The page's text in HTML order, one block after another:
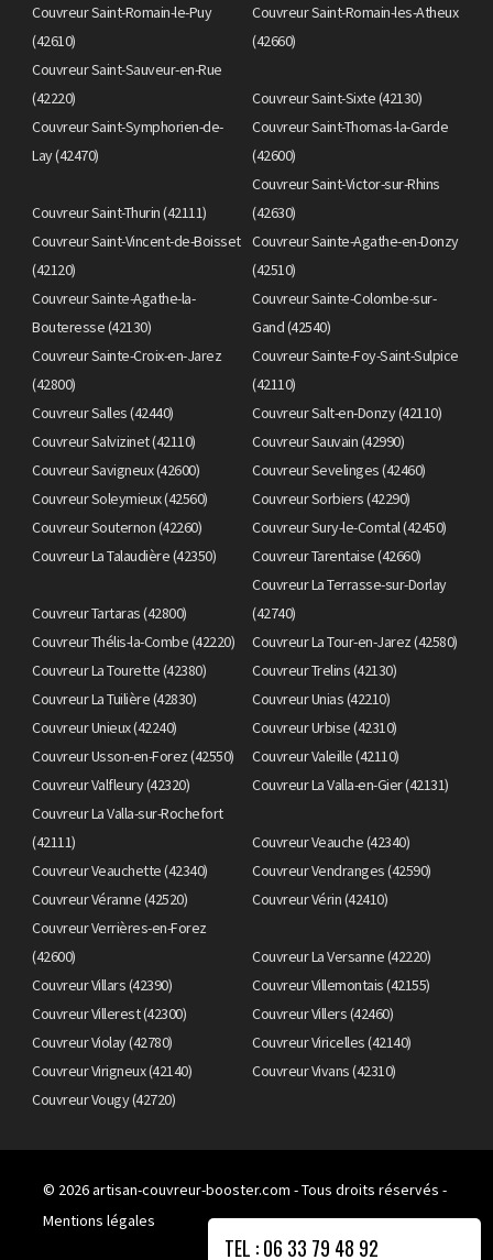
Couvreur Saint-Romain-le-Puy
(42610)
Couvreur Saint-Romain-les-Atheux
(42660)
Couvreur Saint-Sauveur-en-Rue
(42220)
Couvreur Saint-Sixte (42130)
Couvreur Saint-Symphorien-de-
Lay (42470)
Couvreur Saint-Thomas-la-Garde
(42600)
Couvreur Saint-Thurin (42111)
Couvreur Saint-Victor-sur-Rhins
(42630)
Couvreur Saint-Vincent-de-Boisset
(42120)
Couvreur Sainte-Agathe-en-Donzy
(42510)
Couvreur Sainte-Agathe-la-
Bouteresse (42130)
Couvreur Sainte-Colombe-sur-
Gand (42540)
Couvreur Sainte-Croix-en-Jarez
(42800)
Couvreur Sainte-Foy-Saint-Sulpice
(42110)
Couvreur Salles (42440)
Couvreur Salt-en-Donzy (42110)
Couvreur Salvizinet (42110)
Couvreur Sauvain (42990)
Couvreur Savigneux (42600)
Couvreur Sevelinges (42460)
Couvreur Soleymieux (42560)
Couvreur Sorbiers (42290)
Couvreur Souternon (42260)
Couvreur Sury-le-Comtal (42450)
Couvreur La Talaudière (42350)
Couvreur Tarentaise (42660)
Couvreur Tartaras (42800)
Couvreur La Terrasse-sur-Dorlay
(42740)
Couvreur Thélis-la-Combe (42220)
Couvreur La Tour-en-Jarez (42580)
Couvreur La Tourette (42380)
Couvreur Trelins (42130)
Couvreur La Tuilière (42830)
Couvreur Unias (42210)
Couvreur Unieux (42240)
Couvreur Urbise (42310)
Couvreur Usson-en-Forez (42550)
Couvreur Valeille (42110)
Couvreur Valfleury (42320)
Couvreur La Valla-en-Gier (42131)
Couvreur La Valla-sur-Rochefort
(42111)
Couvreur Veauche (42340)
Couvreur Veauchette (42340)
Couvreur Vendranges (42590)
Couvreur Véranne (42520)
Couvreur Vérin (42410)
Couvreur Verrières-en-Forez
(42600)
Couvreur La Versanne (42220)
Couvreur Villars (42390)
Couvreur Villemontais (42155)
Couvreur Villerest (42300)
Couvreur Villers (42460)
Couvreur Violay (42780)
Couvreur Viricelles (42140)
Couvreur Virigneux (42140)
Couvreur Vivans (42310)
Couvreur Vougy (42720)
TEL : 06 33 79 48 92
© 2026artisan-couvreur-booster.com - Tous droits réservés -
Mentions légales